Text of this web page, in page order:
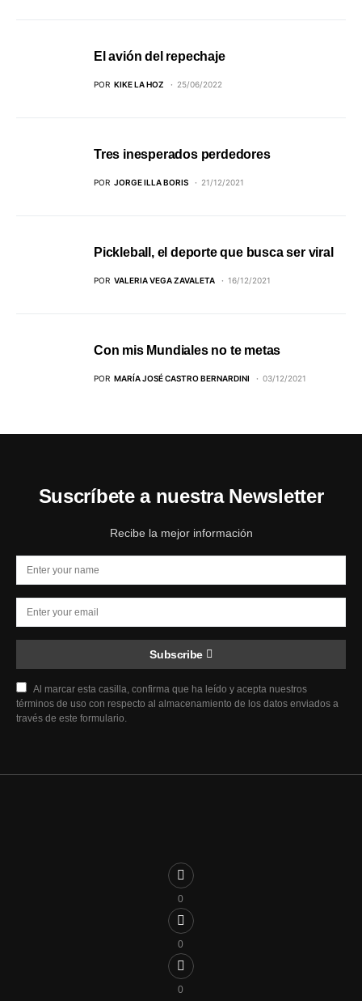
El avión del repechaje
POR KIKE LA HOZ 25/06/2022
Tres inesperados perdedores
POR JORGE ILLA BORIS 21/12/2021
Pickleball, el deporte que busca ser viral
POR VALERIA VEGA ZAVALETA 16/12/2021
Con mis Mundiales no te metas
POR MARÍA JOSÉ CASTRO BERNARDINI 03/12/2021
Suscríbete a nuestra Newsletter
Recibe la mejor información
Subscribe
Al marcar esta casilla, confirma que ha leído y acepta nuestros
términos de uso con respecto al almacenamiento de los datos enviados a
través de este formulario.
0
0
0